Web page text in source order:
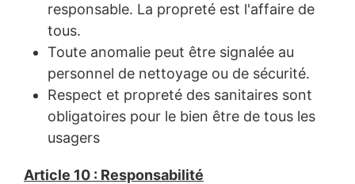
responsable. La propreté est l'affaire de
tous.
Toute anomalie peut être signalée au
personnel de nettoyage ou de sécurité.
Respect et propreté des sanitaires sont
obligatoires pour le bien être de tous les
usagers
Article 10 : Responsabilité